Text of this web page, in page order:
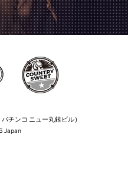
パチンコ ニュー丸銀ビル )
Japan